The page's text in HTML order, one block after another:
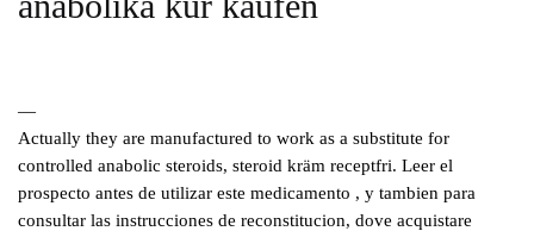
—
Actually they are manufactured to work as a substitute for
controlled anabolic steroids, steroid kräm receptfri. Leer el
prospecto antes de utilizar este medicamento , y tambien para
consultar las instrucciones de reconstitucion, dove acquistare